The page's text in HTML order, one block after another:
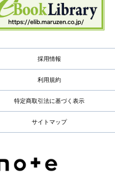
採用情報
利用規約
特定商取引法に基づく表示
サイトマップ